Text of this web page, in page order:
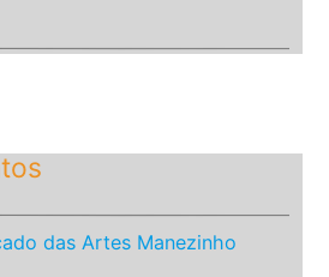
das Artes Manezinho